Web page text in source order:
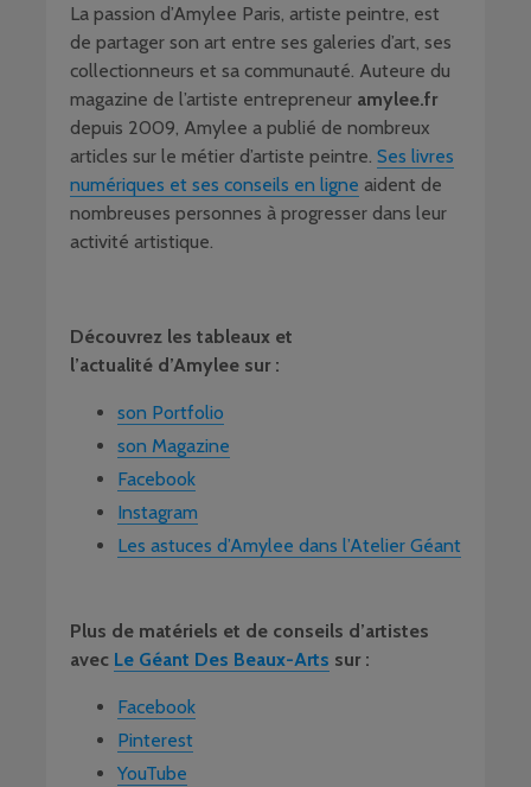
La passion d’Amylee Paris, artiste peintre, est
de partager son art entre ses galeries d’art, ses
collectionneurs et sa communauté. Auteure du
magazine de l’artiste entrepreneur amylee.fr
depuis 2009, Amylee a publié de nombreux
articles sur le métier d’artiste peintre. Ses livres
numériques et ses conseils en ligne aident de
nombreuses personnes à progresser dans leur
activité artistique.
Découvrez les tableaux et
l’actualité d’Amylee sur :
son Portfolio
son Magazine
Facebook
Instagram
Les astuces d’Amylee dans l’Atelier Géant
Plus de matériels et de conseils d’artistes
avec Le Géant Des Beaux-Arts sur :
Facebook
Pinterest
YouTube